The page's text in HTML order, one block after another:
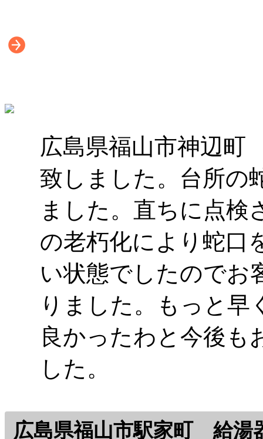
広島県福山市神辺
致しました。台所の
ました。直ちに点検
の老朽化により蛇口
い状態でしたのでお
りました。もっと早
良かったわと今後も
した。
広島県福山市駅家町 給